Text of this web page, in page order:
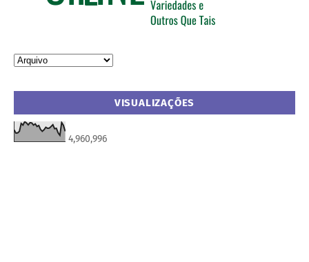
VISUALIZAÇÕES
4,960,996